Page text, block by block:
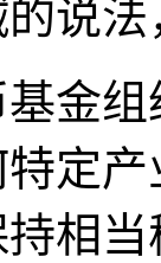
法
组
定
相